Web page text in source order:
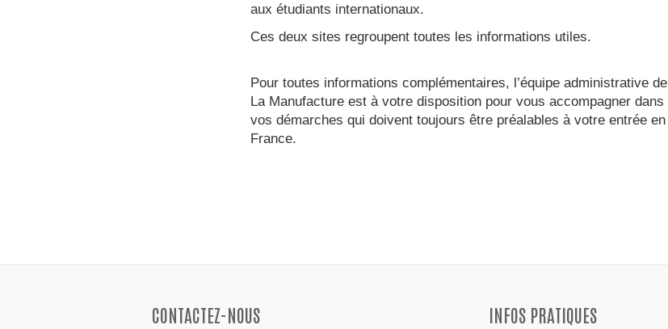
aux étudiants internationaux.
Ces deux sites regroupent toutes les informations utiles.
Pour toutes informations complémentaires, l’équipe administrative de
La Manufacture est à votre disposition pour vous accompagner dans
vos démarches qui doivent toujours être préalables à votre entrée en
France.
CONTACTEZ-NOUS INFOS PRATIQUES